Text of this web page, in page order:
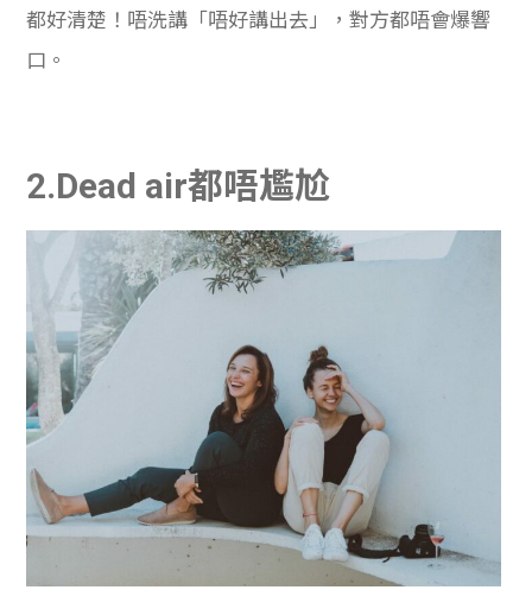
都好清楚！唔洗講「唔好講出去」，對方都唔會爆響
口。
2.Dead air都唔尷尬